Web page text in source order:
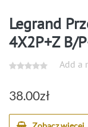
Legrand
4X2P+Z B/
Add a
38.00zł